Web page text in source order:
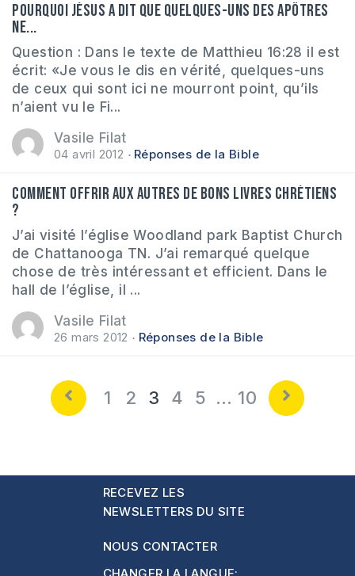
Pourquoi Jésus a dit que quelques-uns des apôtres
ne...
Question : Dans le texte de Matthieu 16:28 il est
écrit: «Je vous le dis en vérité, quelques-uns
de ceux qui sont ici ne mourront point, qu’ils
n’aient vu le Fi...
Vasile Filat
04 avril 2012 Réponses de la Bible
Comment offrir aux autres de bons livres chrétiens
?
J’ai visité l’église Woodland park Baptist Church
de Chattanooga TN. J’ai remarqué quelque
chose de très intéressant et efficient. Dans le
hall de l’église, il ...
Vasile Filat
26 mars 2012 Réponses de la Bible
1 2 3 4 5 … 10
RECEVEZ LES
NEWSLETTERS DU SITE
NOUS CONTACTER